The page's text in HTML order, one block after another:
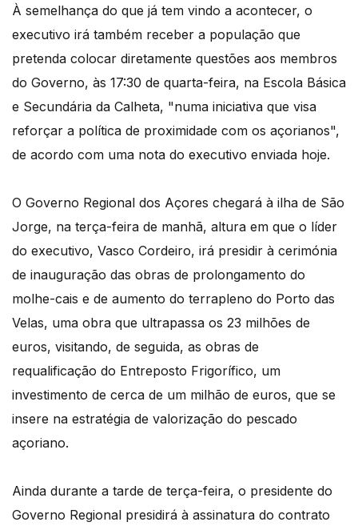
À semelhança do que já tem vindo a acontecer, o
executivo irá também receber a população que
pretenda colocar diretamente questões aos membros
do Governo, às 17:30 de quarta-feira, na Escola Básica
e Secundária da Calheta, "numa iniciativa que visa
reforçar a política de proximidade com os açorianos",
de acordo com uma nota do executivo enviada hoje.
O Governo Regional dos Açores chegará à ilha de São
Jorge, na terça-feira de manhã, altura em que o líder
do executivo, Vasco Cordeiro, irá presidir à cerimónia
de inauguração das obras de prolongamento do
molhe-cais e de aumento do terrapleno do Porto das
Velas, uma obra que ultrapassa os 23 milhões de
euros, visitando, de seguida, as obras de
requalificação do Entreposto Frigorífico, um
investimento de cerca de um milhão de euros, que se
insere na estratégia de valorização do pescado
açoriano.
Ainda durante a tarde de terça-feira, o presidente do
Governo Regional presidirá à assinatura do contrato